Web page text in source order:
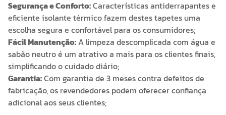
Segurança e Conforto:Características antiderrapantes e
eficiente isolante térmico fazem destes tapetes uma
escolha segura e confortável para os consumidores;
Fácil Manutenção: A limpeza descomplicada com água e
sabão neutro é um atrativo a mais para os clientes finais,
simplificando o cuidado diário;
Garantia:Com garantia de 3 meses contra defeitos de
fabricação, os revendedores podem oferecer confiança
adicional aos seus clientes;